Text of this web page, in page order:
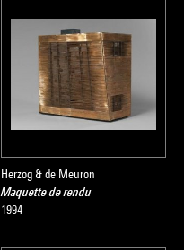
Herzog & de Meuron
Maquette de rendu
1994